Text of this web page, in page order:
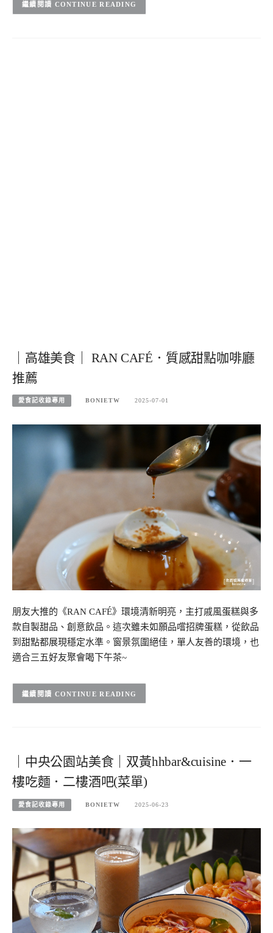
CONTINUE READING
｜高雄美食｜ RAN CAFÉ．質感甜點咖啡廳
推薦
愛食記收錄專用 BONIETW 2025-07-01
朋友大推的《RAN CAFÉ》環境清新明亮，主打戚風蛋糕與多
款自製甜品、創意飲品。這次雖未如願品嚐招牌蛋糕，從飲品
到甜點都展現穩定水準。窗景氛圍絕佳，單人友善的環境，也
適合三五好友聚會喝下午茶~
CONTINUE READING
｜中央公園站美食｜双黃hhbar&cuisine．一
樓吃麵．二樓酒吧(菜單)
愛食記收錄專用 BONIETW 2025-06-23